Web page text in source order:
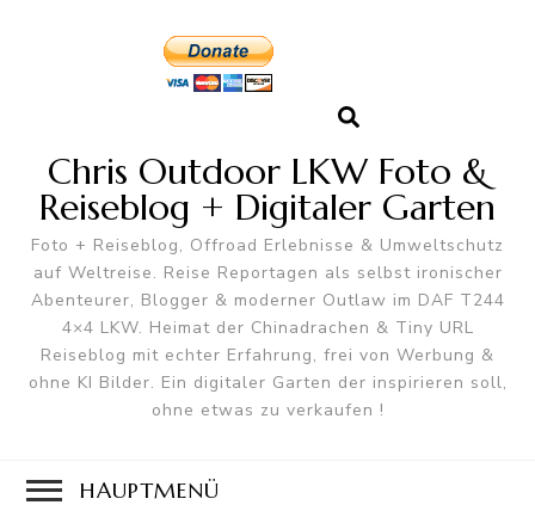
Chris Outdoor LKW Foto &
Reiseblog + Digitaler Garten
Foto + Reiseblog, Offroad Erlebnisse & Umweltschutz
auf Weltreise. Reise Reportagen als selbst ironischer
Abenteurer, Blogger & moderner Outlaw im DAF T244
4×4 LKW. Heimat der Chinadrachen & Tiny URL
Reiseblog mit echter Erfahrung, frei von Werbung &
ohne KI Bilder. Ein digitaler Garten der inspirieren soll,
ohne etwas zu verkaufen !
HAUPTMENÜ